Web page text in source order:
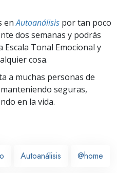
enAutoanálisis por tan poco
dos semanas y podrás
Tonal Emocional y
cosa.
a muchas personas de
seguras,
en la vida.
Autoanálisis @home